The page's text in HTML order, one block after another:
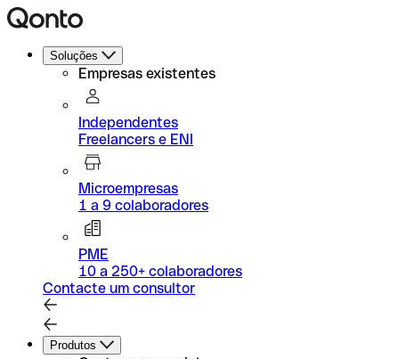
Soluções
Empresas existentes
Independentes
Freelancers e ENI
Microempresas
1 a 9 colaboradores
PME
10 a 250+ colaboradores
Contacte um consultor
Produtos